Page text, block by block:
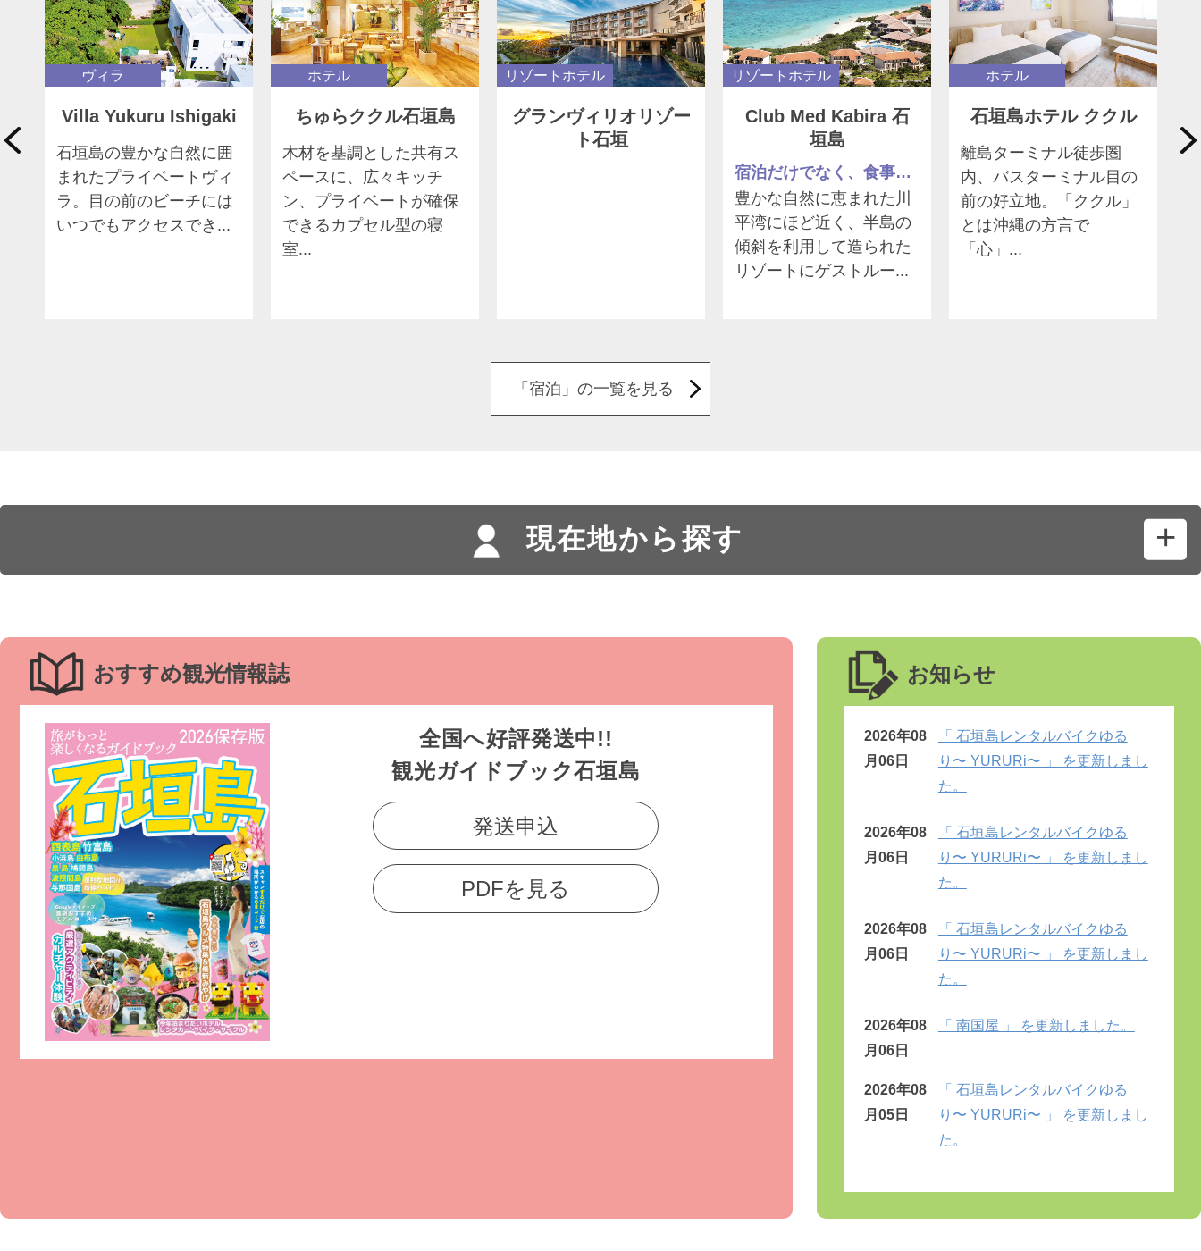
れたホテル
ヴィラ
Villa Yukuru Ishigaki
石垣島の豊かな自然に囲
まれたプライベートヴィ
ラ。目の前のビーチには
いつでもアクセスでき...
ホテル
ちゅらククル石垣島
木材を基調とした共有ス
ペースに、広々キッチ
ン、プライベートが確保
できるカプセル型の寝
室...
リゾートホテル
グランヴィリオリゾー
ト石垣
リゾートホテル
Club Med Kabira 石
垣島
宿泊だけでなく、食事やスポーツ、エンターテイメント、スパなど数々のプログラムの日帰り利用もお楽しみ下さい。
豊かな自然に恵まれた川
平湾にほど近く、半島の
傾斜を利用して造られた
リゾートにゲストルー...
ホテル
石垣島ホテル ククル
離島ターミナル徒歩圏
内、バスターミナル目の
前の好立地。「ククル」
とは沖縄の方言で
「心」...
「宿泊」の一覧を見る
現在地から探す
おすすめ観光情報誌
全国へ好評発送中!!
観光ガイドブック石垣島
発送申込
PDFを見る
お知らせ
2026年08
月06日
「 石垣島レンタルバイクゆる
り〜 YURURi〜 」 を更新しまし
た。
2026年08
月06日
「 石垣島レンタルバイクゆる
り〜 YURURi〜 」 を更新しまし
た。
2026年08
月06日
「 石垣島レンタルバイクゆる
り〜 YURURi〜 」 を更新しまし
た。
2026年08
月06日
「 南国屋 」 を更新しました。
2026年08
月05日
「 石垣島レンタルバイクゆる
り〜 YURURi〜 」 を更新しまし
た。